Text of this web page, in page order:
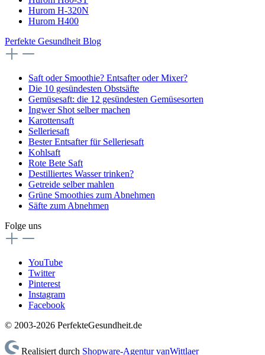
Hurom H-320N
Hurom H400
Perfekte Gesundheit Blog
Saft oder Smoothie? Entsafter oder Mixer?
Die 10 gesündesten Obstsäfte
Gemüsesaft: die 12 gesündesten Gemüsesorten
Ingwer Shot selber machen
Karottensaft
Selleriesaft
Bester Entsafter für Selleriesaft
Kohlsaft
Rote Bete Saft
Destilliertes Wasser trinken?
Getreide selber mahlen
Grüne Smoothies zum Abnehmen
Säfte zum Abnehmen
Folge uns
YouTube
Twitter
Pinterest
Instagram
Facebook
© 2003-2026 PerfekteGesundheit.de
Realisiert durch Shopware-Agentur vanWittlaer